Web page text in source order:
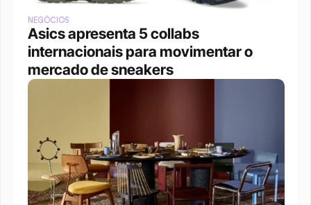
NEGÓCIOS
Asics apresenta 5 collabs
internacionais para movimentar o
mercado de sneakers